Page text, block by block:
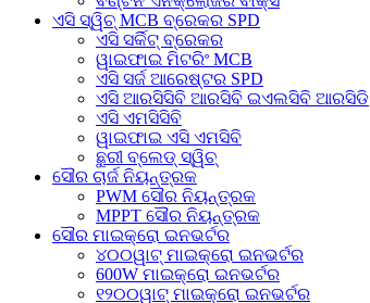
ଏସି ସ୍ୱିଚ୍ MCB ବ୍ରେକର SPD
ଏସି ସର୍କିଟ୍ ବ୍ରେକର
ୱାଇଫାଇ ମିଟରିଂ MCB
ଏସି ସର୍ଜ ଆରେଷ୍ଟର SPD
ଏସି ଆରସିସିବି ଆରସିବି ଇଏଲସିବି ଆରସିଡି
ଏସି ଏମସିସିବି
ୱାଇଫାଇ ଏସି ଏମସିବି
ଛୁରୀ ବ୍ଲେଡ୍ ସ୍ୱିଚ୍
ସୌର ଚାର୍ଜ ନିୟନ୍ତ୍ରକ
PWM ସୌର ନିୟନ୍ତ୍ରକ
MPPT ସୌର ନିୟନ୍ତ୍ରକ
ସୌର ମାଇକ୍ରୋ ଇନଭର୍ଟର
୪୦୦ୱାଟ୍ ମାଇକ୍ରୋ ଇନଭର୍ଟର
600W ମାଇକ୍ରୋ ଇନଭର୍ଟର
୧୨୦୦ୱାଟ୍ ମାଇକ୍ରୋ ଇନଭର୍ଟର